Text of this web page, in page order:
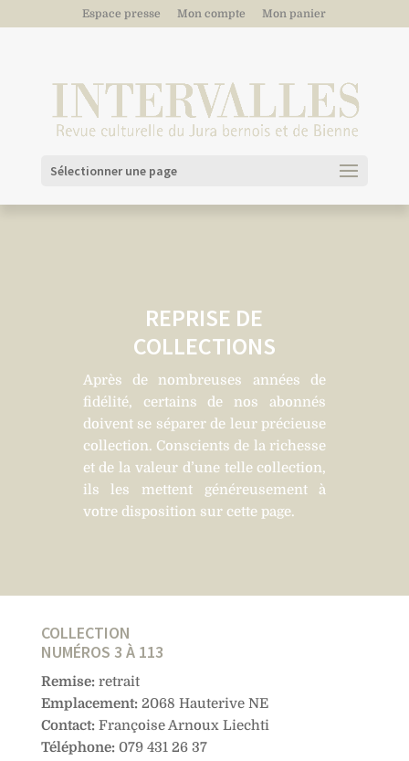
Espace presse Mon compte Mon panier
Sélectionner une page
REPRISE DE
COLLECTIONS
Après de nombreuses années de
fidélité, certains de nos abonnés
doivent se séparer de leur précieuse
collection. Conscients de la richesse
et de la valeur d’une telle collection,
ils les mettent généreusement à
votre disposition sur cette page.
COLLECTION
NUMÉROS 3 À 113
Remise:retrait
Emplacement: 2068 Hauterive NE
Contact:Françoise Arnoux Liechti
Téléphone:079 431 26 37